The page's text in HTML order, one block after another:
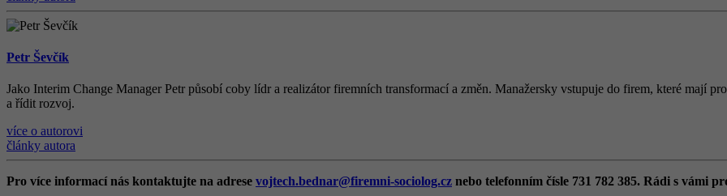
Petr Ševčík
Jako Interim Change Manager Petr působí coby lídr a realizátor firemních transformací a změn. Manažersky vstupuje do firem, které mají
a řídit rozvoj.
více o autorovi
články autora
Pro více informací nás kontaktujte na adrese vojtech.bednar@firemni-sociolog.cz nebo telefonním čísle 731 782 385. Rádi s vámi